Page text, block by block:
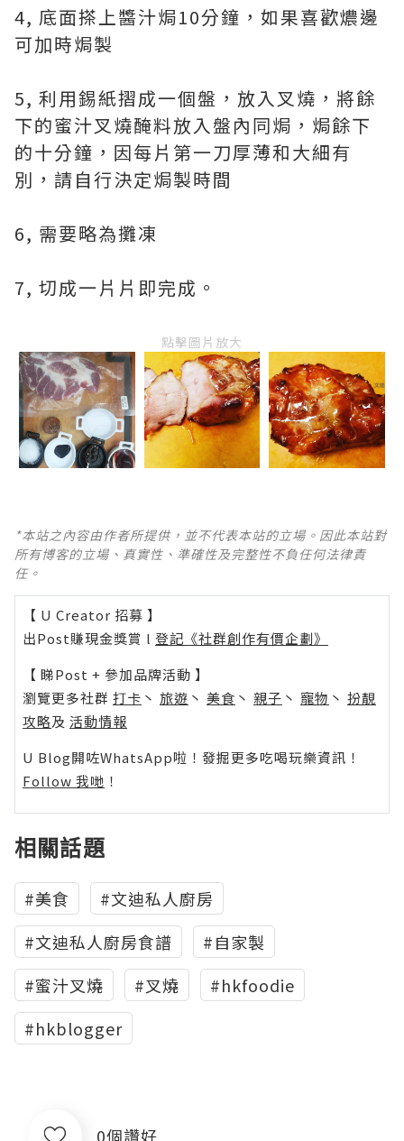
4, 底面搽上醬汁焗10分鐘，如果喜歡燶邊
可加時焗製
5, 利用錫紙摺成一個盤，放入叉燒，將餘
下的蜜汁叉燒醃料放入盤內同焗，焗餘下
的十分鐘，因每片第一刀厚薄和大細有
別，請自行決定焗製時間
6, 需要略為攤凍
7, 切成一片片即完成。
點擊圖片放大
*本站之內容由作者所提供，並不代表本站的立場。因此本站對
所有博客的立場、真實性、準確性及完整性不負任何法律責
任。
【 U Creator 招募 】
出Post賺現金獎賞 l 登記《社群創作有價企劃》
【 睇Post + 參加品牌活動 】
瀏覽更多社群 打卡 丶 旅遊 丶 美食 丶 親子 丶 寵物 丶 扮靚
攻略及 活動情報
U Blog開咗WhatsApp啦！發掘更多吃喝玩樂資訊！
Follow 我哋 ！
相關話題
#美食
#文迪私人廚房
#文迪私人廚房食譜
#自家製
#蜜汁叉燒
#叉燒
#hkfoodie
#hkblogger
0個讚好